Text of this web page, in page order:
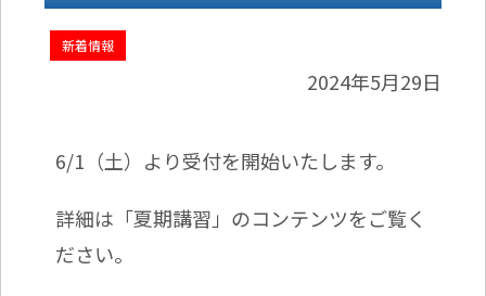
新着情報
2024年5月29日
6/1（土）より受付を開始いたします。
詳細は「夏期講習」のコンテンツをご覧く
ださい。